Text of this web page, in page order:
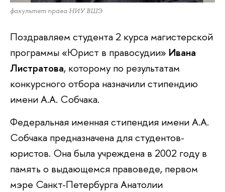
факультет права НИУ ВШЭ
Поздравляем студента 2 курса магистерской
программы «Юрист в правосудии» Ивана
Листратова, которому по результатам
конкурсного отбора назначили стипендию
имени А.А. Собчака.
Федеральная именная стипендия имени А.А.
Собчака предназначена для студентов-
юристов. Она была учреждена в 2002 году в
память о выдающемся правоведе, первом
мэре Санкт-Петербурга Анатолии